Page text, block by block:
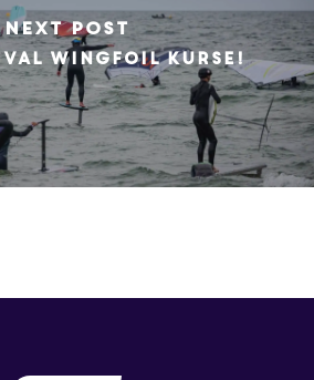
Next Post
Wingfoil Kurse!